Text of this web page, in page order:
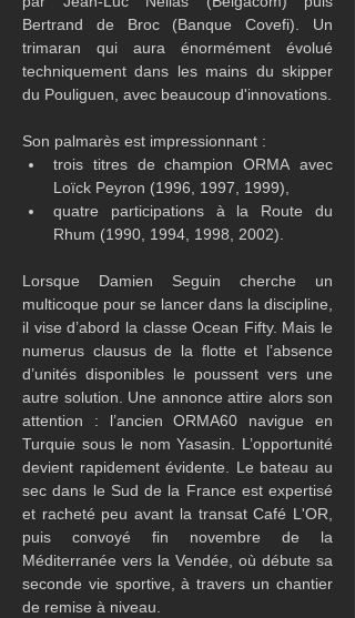
Bertrand de Broc (Banque Covefi). Un
trimaran qui aura énormément évolué
techniquement dans les mains du skipper
du Pouliguen, avec beaucoup d'innovations.
Son palmarès est impressionnant :
trois titres de champion ORMA avec
Loïck Peyron (1996, 1997, 1999),
quatre participations à la Route du
Rhum (1990, 1994, 1998, 2002).
Lorsque Damien Seguin cherche un
multicoque pour se lancer dans la discipline,
il vise d’abord la classe Ocean Fifty. Mais le
numerus clausus de la flotte et l’absence
d’unités disponibles le poussent vers une
autre solution. Une annonce attire alors son
attention : l’ancien ORMA60 navigue en
Turquie sous le nom Yasasin. L’opportunité
devient rapidement évidente. Le bateau au
sec dans le Sud de la France est expertisé
et racheté peu avant la transat Café L'OR,
puis convoyé fin novembre de la
Méditerranée vers la Vendée, où débute sa
seconde vie sportive, à travers un chantier
de remise à niveau.